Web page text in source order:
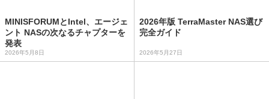
MINISFORUMとIntel、エージェ
ント NASの次なるチャプターを
発表
2026年5月8日
2026年版 TerraMaster NAS選び
完全ガイド
2026年5月27日